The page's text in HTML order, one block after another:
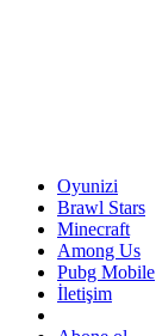
Oyunizi
Brawl Stars
Minecraft
Among Us
Pubg Mobile
İletişim